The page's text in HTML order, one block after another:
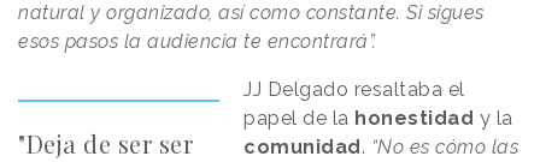
natural y organizado, así como constante. Si sigues
esos pasos la audiencia te encontrará”.
"Deja de ser ser
JJ Delgado resaltaba el
papel de la honestidad y la
comunidad. “No es cómo las